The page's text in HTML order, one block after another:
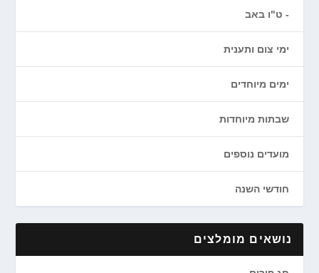
ט"ו באב
ימי צום ותענית
ימים מיוחדים
שבתות מיוחדות
מועדים נוספים
חודשי השנה
נושאים מומלצים